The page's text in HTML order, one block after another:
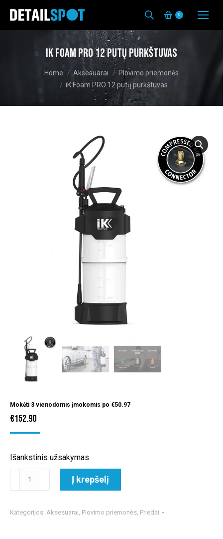
0
iK Foam PRO 12 putų purkštuvas
You are here:Home Aksesuarai
Plovimo priemonės
iK Foam PRO 12 putų purkštuvas
Mokėti 3 vienodomis įmokomis po €50.97
€152.90
Išankstinis užsakymas
Foam
Į krepšelį
Kategorijos: Aksesuarai Plovimo priemonės Priedai